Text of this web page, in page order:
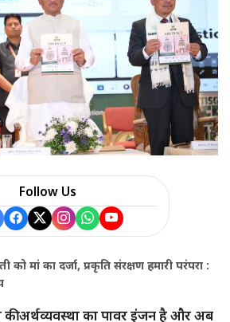
Follow Us
को मां का दर्जा, प्रकृति संरक्षण हमारी परंपरा :
की अर्थव्यवस्था का पावर इंजन है और अब